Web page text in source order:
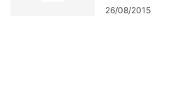
26/08/2015